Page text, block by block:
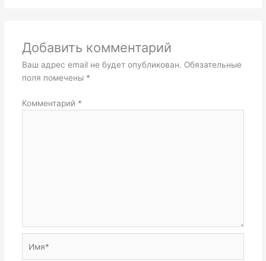
Добавить комментарий
Ваш адрес email не будет опубликован. Обязательные
поля помечены *
Комментарий *